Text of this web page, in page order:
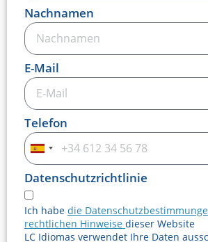
Nachnamen
E-Mail
Telefon
Spanien
+34
Datenschutzrichtlinie
Ich habe die
rechtlichen Hinweise dieser Website
LC Idiomas verwendet Ihre Daten